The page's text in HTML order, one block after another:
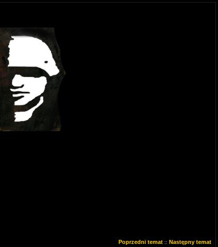
Poprzedni temat :: Następny temat